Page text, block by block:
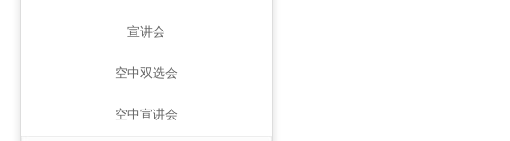
宣讲会
空中双选会
空中宣讲会